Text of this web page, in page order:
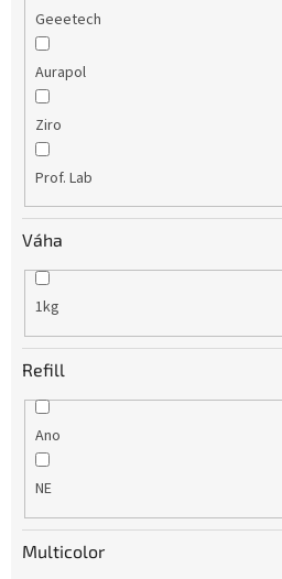
Geeetech
Aurapol
Ziro
Prof. Lab
Váha
1kg
Refill
Ano
NE
Multicolor